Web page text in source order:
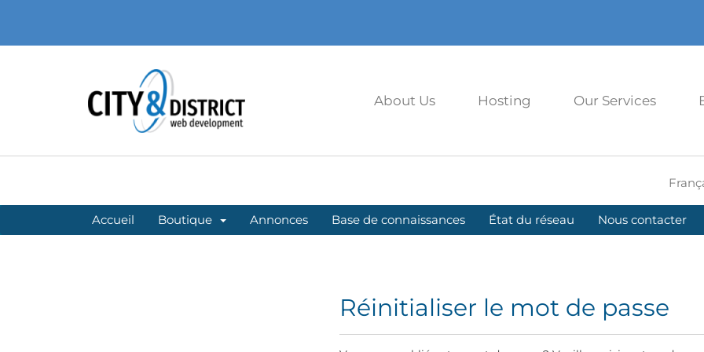
About Us Hosting Our Services
Accueil Boutique Annonces Base de connaissances État du réseau Nous contacter
Réinitialiser le mot de passe